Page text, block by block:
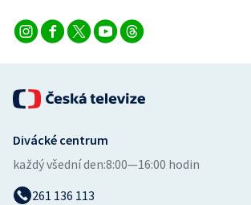
Divácké centrum
každý všední den:8:00—16:00 hodin
261 136 113